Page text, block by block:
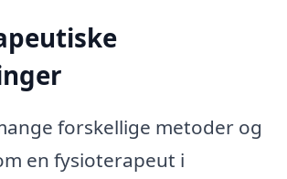
forskellige metoder og
en fysioterapeut i